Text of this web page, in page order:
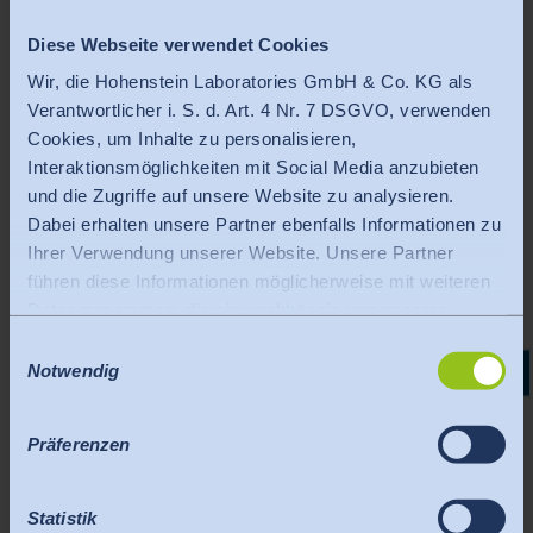
Diese Webseite verwendet Cookies
Wir, die Hohenstein Laboratories GmbH & Co. KG als
Verantwortlicher i. S. d. Art. 4 Nr. 7 DSGVO, verwenden
Cookies, um Inhalte zu personalisieren,
Interaktionsmöglichkeiten mit Social Media anzubieten
und die Zugriffe auf unsere Website zu analysieren.
Dabei erhalten unsere Partner ebenfalls Informationen zu
Ihrer Verwendung unserer Website. Unsere Partner
führen diese Informationen möglicherweise mit weiteren
Hinweis auf Datenverarbeitung in den USA durch Google,
Facebook, LinkedIn, Vimeo: Wenn Sie auf "Alle Cookies
zulassen" klicken, willigen Sie zudem ein, dass ihre
Daten i.S.v. Art. 49 Abs. 1 S. 1 lit. a) DSGVO in den USA
derzeitiger Rechtslage als Land mit unzureichendem
Notwendig
Präferenzen
Statistik
Der Einstieg in den Lehrgang
"Qualitätsmanager" ist also jederzeit mit
einem der beiden Module möglich und baut
inhaltlich nicht aufeinander auf!
Zielgruppen:
Fach- und Führungskräfte aller Branchen, die sich zum/zur